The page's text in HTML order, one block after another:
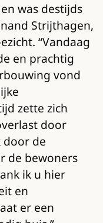
was destijds
Strijthagen,
“Vandaag
en prachtig
vond
zette zich
door
door de
de bewoners
ik u hier
en
er een